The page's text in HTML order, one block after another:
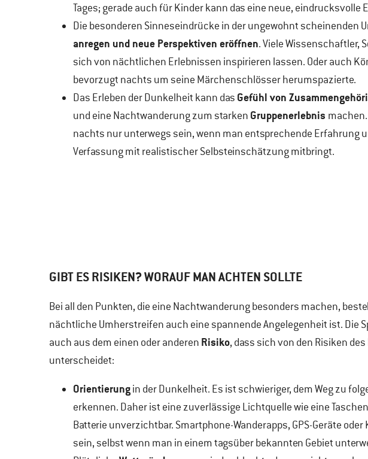
Tages; gerade auch für Kinder kann das eine neue, eindrucksvolle
Die besonderen Sinneseindrücke in der ungewohnt scheinenden
anregen und neue Perspektiven eröffnen. Viele Wissenschaftler,
sich von nächtlichen Erlebnissen inspirieren lassen. Oder auch
bevorzugt nachts um seine Märchenschlösser herumspazierte.
Das Erleben der Dunkelheit kann das Gefühl von
und eine Nachtwanderung zum starken Gruppenerlebnis
nachts nur unterwegs sein, wenn man entsprechende Erfahrung
Verfassung mit realistischer Selbsteinschätzung mitbringt.
GIBT ES RISIKEN? WORAUF MAN ACHTEN SOLLTE
Bei all den Punkten, die eine Nachtwanderung besonders machen,
nächtliche Umherstreifen auch eine spannende Angelegenheit ist. Die
auch aus dem einen oder anderen Risiko, dass sich von den Risiken
unterscheidet:
Orientierungin der Dunkelheit. Es ist schwieriger, dem Weg zu
erkennen. Daher ist eine zuverlässige Lichtquelle wie eine
Batterie unverzichtbar. Smartphone-Wanderapps, GPS-Geräte
sein, selbst wenn man in einem tagsüber bekannten Gebiet